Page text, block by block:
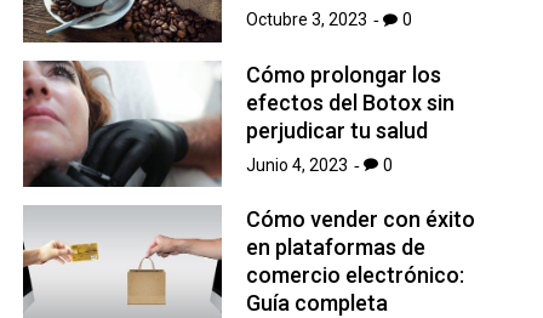
Octubre 3, 2023 0
Cómo prolongar los
efectos del Botox sin
perjudicar tu salud
Junio 4, 2023 0
Cómo vender con éxito
en plataformas de
comercio electrónico:
Guía completa